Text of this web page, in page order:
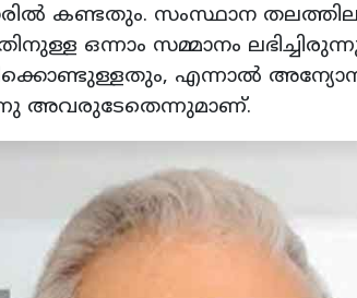
കണ്ടതും. സംസ്ഥാന
ഒന്നാം സമ്മാനം
എന്നാൽ
അവരുടേതെന്നുമാണ്.